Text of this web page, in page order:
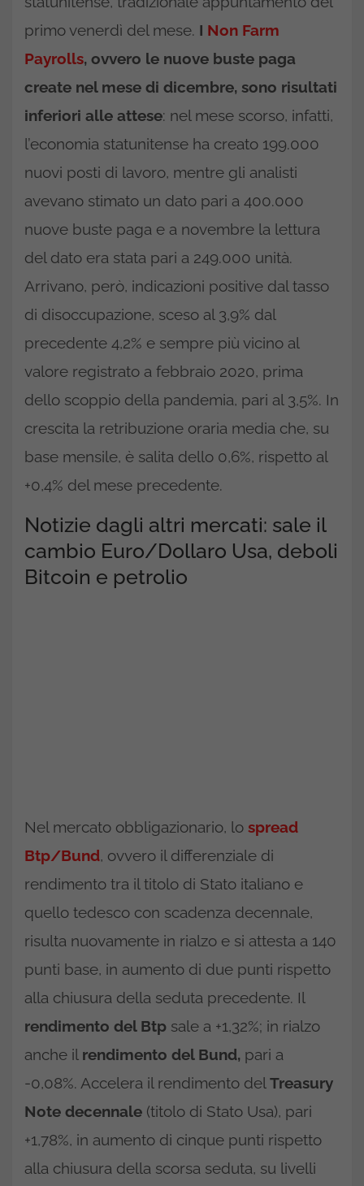
primo venerdì del mese. I Non Farm
Payrolls, ovvero le nuove buste paga
create nel mese di dicembre, sono risultati
inferiori alle attese: nel mese scorso, infatti,
l’economia statunitense ha creato 199.000
nuovi posti di lavoro, mentre gli analisti
avevano stimato un dato pari a 400.000
nuove buste paga e a novembre la lettura
del dato era stata pari a 249.000 unità.
Arrivano, però, indicazioni positive dal tasso
di disoccupazione, sceso al 3,9% dal
precedente 4,2% e sempre più vicino al
valore registrato a febbraio 2020, prima
dello scoppio della pandemia, pari al 3,5%. In
crescita la retribuzione oraria media che, su
base mensile, è salita dello 0,6%, rispetto al
+0,4% del mese precedente.
Notizie dagli altri mercati: sale il
cambio Euro/Dollaro Usa, deboli
Bitcoin e petrolio
Nel mercato obbligazionario, lo spread
Btp/Bund, ovvero il differenziale di
rendimento tra il titolo di Stato italiano e
quello tedesco con scadenza decennale,
risulta nuovamente in rialzo e si attesta a 140
punti base, in aumento di due punti rispetto
alla chiusura della seduta precedente. Il
rendimento del Btp sale a +1,32%; in rialzo
anche il rendimento del Bund, pari a
-0,08%. Accelera il rendimento del Treasury
Note decennale (titolo di Stato Usa), pari
+1,78%, in aumento di cinque punti rispetto
alla chiusura della scorsa seduta, su livelli